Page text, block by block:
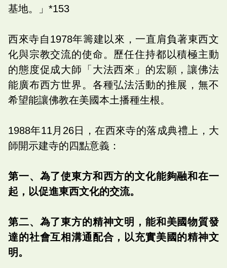
基地。」*153
西來寺自1978年籌建以來，一直肩負著東西文
化與宗教交流的使命。歷任住持都以積極主動
的態度促成大師「大法西來」的宏願，讓佛法
能廣布西方世界。各種弘法活動的推展，無不
希望能讓佛教在美國本土播種生根。
1988年11月26日，在西來寺的落成典禮上，大
師開示建寺的四點意義：
第一、為了使東方和西方的文化能夠融和在一
起，以促進東西文化的交流。
第二、為了東方的精神文明，能和美國物質發
達的社會互相溝通配合，以充實美國的精神文
明。